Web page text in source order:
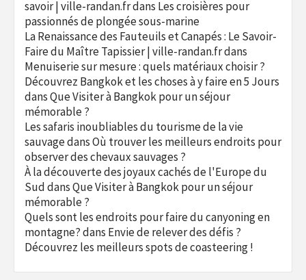
savoir | ville-randan.frdans Les croisières pour
passionnés de plongée sous-marine
La Renaissance des Fauteuils et Canapés : Le Savoir-
Faire du Maître Tapissier | ville-randan.frdans
Menuiserie sur mesure : quels matériaux choisir ?
Découvrez Bangkok et les choses à y faire en 5 Jours
dansQue Visiter à Bangkok pour un séjour
mémorable ?
Les safaris inoubliables du tourisme de la vie
sauvagedansOù trouver les meilleurs endroits pour
observer des chevaux sauvages ?
À la découverte des joyaux cachés de l'Europe du
SuddansQue Visiter à Bangkok pour un séjour
mémorable ?
Quels sont les endroits pour faire du canyoning en
montagne?dans Envie de relever des défis ?
Découvrez les meilleurs spots de coasteering !